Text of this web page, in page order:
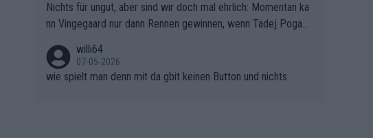
große Finale Richtung Nizza. Niewiadoma hat psychologisch O
berwasser, aber SD Worx und Vollering müssen jetzt All-In ge
hen. (gregmann)
Nichts für ungut, aber sind wir doch mal ehrlich: Momentan ka
nn Vingegaard nur dann Rennen gewinnen, wenn Tadej Pogaca
willi64
07-05-2026
wie spielt man denn mit da gbit keinen Button und nichts